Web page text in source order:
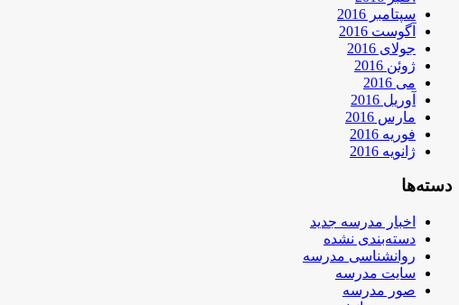
سپتامبر 2016
آگوست 2016
جولای 2016
ژوئن 2016
می 2016
آوریل 2016
مارس 2016
فوریه 2016
ژانویه 2016
دسته‌ها
اخبار مدرسه جدید
دسته‌بندی نشده
روانشناسی مدرسه
سایت مدرسه
صور مدرسه